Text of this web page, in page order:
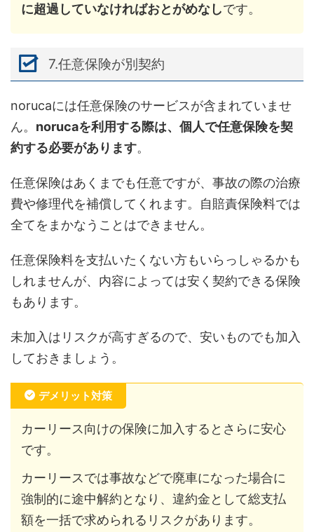
に超過していなければおとがめなしです。
7.任意保険が別契約
norucaには任意保険のサービスが含まれていませ
ん。 norucaを利用する際は、個人で任意保険を契
約する必要があります。
任意保険はあくまでも任意ですが、事故の際の治療
費や修理代を補償してくれます。自賠責保険料では
全てをまかなうことはできません。
任意保険料を支払いたくない方もいらっしゃるかも
しれませんが、内容によっては安く契約できる保険
もあります。
未加入はリスクが高すぎるので、安いものでも加入
しておきましょう。
デメリット対策
カーリース向けの保険に加入するとさらに安心
です。
カーリースでは事故などで廃車になった場合に
強制的に途中解約となり、違約金として総支払
額を一括で求められるリスクがあります。